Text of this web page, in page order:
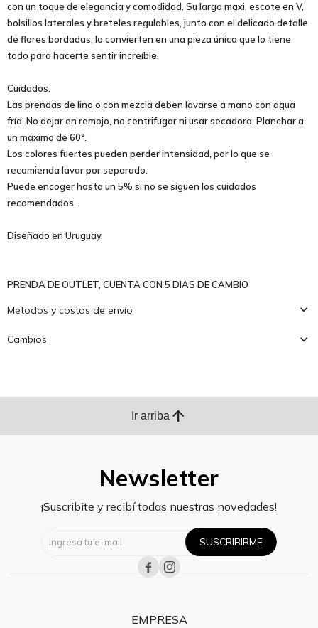
con un toque de elegancia y comodidad. Su largo maxi, escote en V,
bolsillos laterales y breteles regulables, junto con el delicado detalle
de flores bordadas, lo convierten en una pieza única que lo tiene
todo para hacerte sentir increíble.
Cuidados:
Las prendas de lino o con mezcla deben lavarse a mano con agua
fría. No dejar en remojo, no centrifugar ni usar secadora. Planchar a
un máximo de 60°.
Los colores fuertes pueden perder intensidad, por lo que se
recomienda lavar por separado.
Puede encoger hasta un 5% si no se siguen los cuidados
recomendados.
Diseñado en Uruguay.
PRENDA DE OUTLET, CUENTA CON 5 DIAS DE CAMBIO
Métodos y costos de envío
Cambios
Ir arriba arrow_upward
Newsletter
¡Suscribite y recibí todas nuestras novedades!
SUSCRIBIRME
 
EMPRESA